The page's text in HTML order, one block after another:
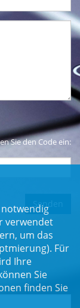
Sie den Code ein:
notwendig
verwendet
um das
Für
Ihre
Sie
finden Sie